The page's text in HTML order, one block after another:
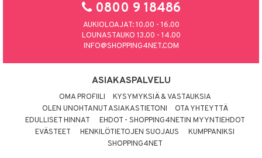
0800 9 18486
AUKIOLOAJAT: 10.00 - 16.00
LOUNASTAUKO 13.00 - 14.00
INFO@SHOPPING4NET.COM
ASIAKASPALVELU
OMA PROFIILI
KYSYMYKSIÄ & VASTAUKSIA
OLEN UNOHTANUT ASIAKASTIETONI
OTA YHTEYTTÄ
EDULLISET HINNAT
EHDOT - SHOPPING4NETIN MYYNTIEHDOT
EVÄSTEET
HENKILÖTIETOJEN SUOJAUS
KUMPPANIKSI
SHOPPING4NET